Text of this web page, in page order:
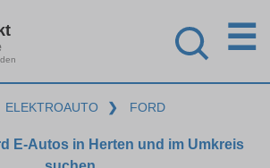
☰
ELEKTROAUTO ❯ FORD
E-Autos in Herten und im Umkreis